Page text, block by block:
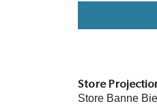
Store
Store Banne